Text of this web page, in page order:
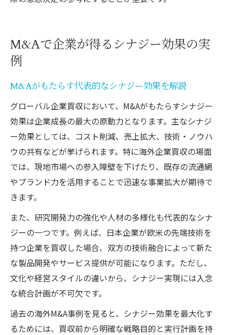
M&Aで企業が得るシナジー効果の実
例
M&Aがもたらす代表的なシナジー効果を解説
グローバル企業買収において、M&Aがもたらすシナジー
効果は企業成長の最大の原動力となります。主なシナジ
ー効果としては、コスト削減、売上拡大、技術・ノウハ
ウの共有などが挙げられます。特に海外企業買収の場面
では、現地市場への参入障壁を下げたり、既存の流通網
やブランド力を活用することで迅速な事業拡大が期待で
きます。
また、研究開発力の強化や人材の多様化も代表的なシナ
ジーの一つです。例えば、日本企業が欧米の先端技術を
持つ企業を買収した場合、双方の技術融合によって新た
な製品開発やサービス提供が可能になります。ただし、
文化や経営スタイルの違いから、シナジー実現には入念
な統合計画が不可欠です。
過去の海外M&A事例を見ると、シナジー効果を最大化す
るためには、買収前から明確な戦略目的と実行計画を持